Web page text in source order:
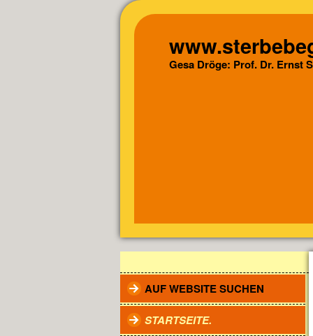
Gesa Dröge: Prof. Dr. Ernst
AUF WEBSITE SUCHEN
STARTSEITE.